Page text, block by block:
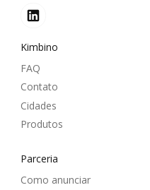
Kimbino
FAQ
Contato
Cidades
Produtos
Parceria
Como anunciar